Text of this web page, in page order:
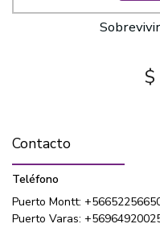
$
Contacto
Teléfono
Puerto Montt:
Puerto Varas: